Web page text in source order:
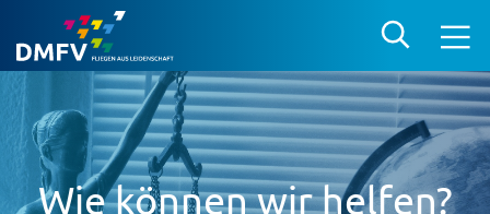
Wie können wir helfen?